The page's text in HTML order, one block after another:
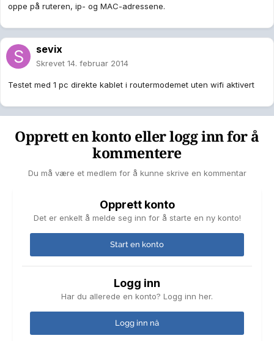
oppe på ruteren, ip- og MAC-adressene.
sevix
Skrevet 14. februar 2014
Testet med 1 pc direkte kablet i routermodemet uten wifi aktivert
Opprett en konto eller logg inn for å
kommentere
Du må være et medlem for å kunne skrive en kommentar
Opprett konto
Det er enkelt å melde seg inn for å starte en ny konto!
Start en konto
Logg inn
Har du allerede en konto? Logg inn her.
Logg inn nå